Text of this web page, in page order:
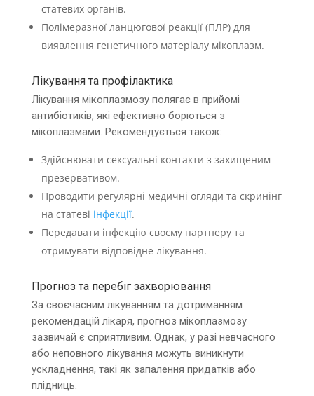
статевих органів.
Полімеразної ланцюгової реакції (ПЛР) для
виявлення генетичного матеріалу мікоплазм.
Лікування та профілактика
Лікування мікоплазмозу полягає в прийомі
антибіотиків, які ефективно борються з
мікоплазмами. Рекомендується також:
Здійснювати сексуальні контакти з захищеним
презервативом.
Проводити регулярні медичні огляди та скринінг
на статеві інфекції.
Передавати інфекцію своєму партнеру та
отримувати відповідне лікування.
Прогноз та перебіг захворювання
За своєчасним лікуванням та дотриманням
рекомендацій лікаря, прогноз мікоплазмозу
зазвичай є сприятливим. Однак, у разі невчасного
або неповного лікування можуть виникнути
ускладнення, такі як запалення придатків або
плідниць.